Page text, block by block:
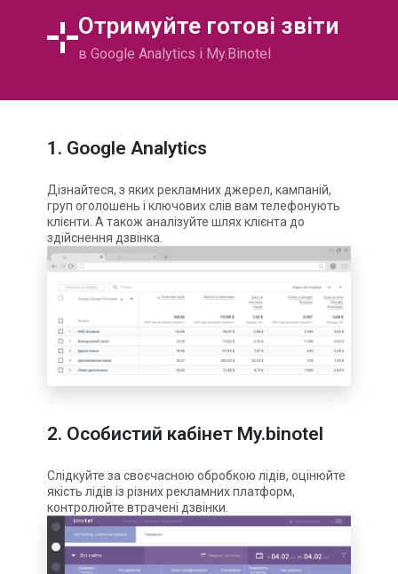
Отримуйте готові звіти
в Google Analytics і My.Binotel
1. Google Analytics
Дізнайтеся, з яких рекламних джерел, кампаній,
груп оголошень і ключових слів вам телефонують
клієнти. А також аналізуйте шлях клієнта до
здійснення дзвінка.
2. Особистий кабінет My.binotel
Слідкуйте за своєчасною обробкою лідів, оцінюйте
якість лідів із різних рекламних платформ,
контролюйте втрачені дзвінки.